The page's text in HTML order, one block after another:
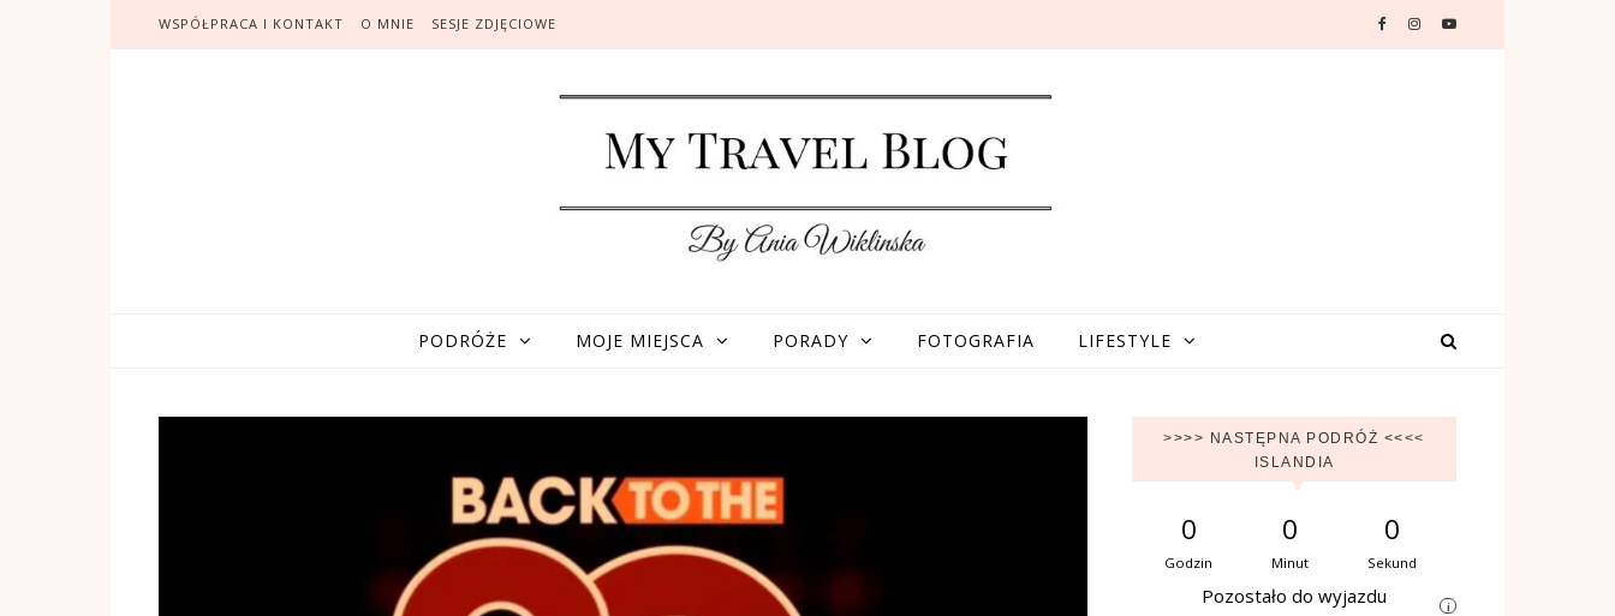
WSPÓŁPRACA I KONTAKT O MNIE SESJE ZDJĘCIOWE
PODRÓŻE MOJE MIEJSCA PORADY FOTOGRAFIA LIFESTYLE
>>>> NASTĘPNA PODRÓŻ <<<<
ISLANDIA
0
Godzin
0
Minut
0
Sekund
Pozostało do wyjazdu i